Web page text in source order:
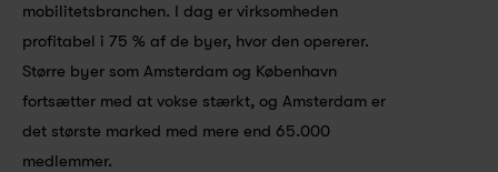
mobilitetsbranchen. I dag er virksomheden
profitabel i 75 % af de byer, hvor den opererer.
Større byer som Amsterdam og København
fortsætter med at vokse stærkt, og Amsterdam er
det største marked med mere end 65.000
medlemmer.